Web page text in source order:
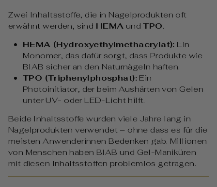
Zwei Inhaltsstoffe, die in Nagelprodukten oft
erwähnt werden, sind HEMA undTPO.
HEMA (Hydroxyethylmethacrylat): Ein
Monomer, das dafür sorgt, dass Produkte wie
BIAB sicher an den Naturnägeln haften.
TPO (Triphenylphosphat):Ein
Photoinitiator, der beim Aushärten von Gelen
unter UV- oder LED-Licht hilft.
Beide Inhaltsstoffe wurden viele Jahre lang in
Nagelprodukten verwendet – ohne dass es für die
meisten Anwenderinnen Bedenken gab. Millionen
von Menschen haben BIAB und Gel-Maniküren
mit diesen Inhaltsstoffen problemlos getragen.